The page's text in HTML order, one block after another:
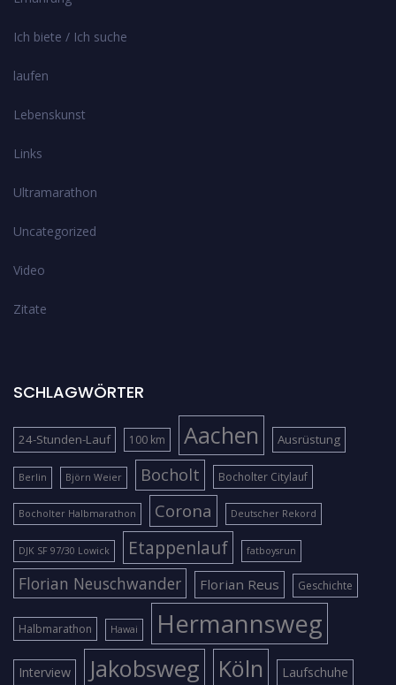
Ich biete / Ich suche
laufen
Lebenskunst
Links
Ultramarathon
Uncategorized
Video
Zitate
SCHLAGWÖRTER
24-Stunden-Lauf 100 km Aachen Ausrüstung
Berlin Björn Weier Bocholt Bocholter Citylauf
Bocholter Halbmarathon Corona Deutscher Rekord
DJK SF 97/30 Lowick Etappenlauf fatboysrun
Florian Neuschwander Florian Reus Geschichte
Halbmarathon Hawai Hermannsweg
Interview Jakobsweg Köln Laufschuhe